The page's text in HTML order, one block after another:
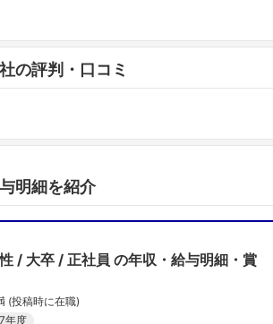
の評判・口コミ
明細を紹介
大卒 正社員 の年収・給与明細・賞
(投稿時に在職)
年度